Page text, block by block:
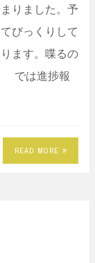
りました。予
びっくりして
ます。喋るの
では進捗報
READ MORE